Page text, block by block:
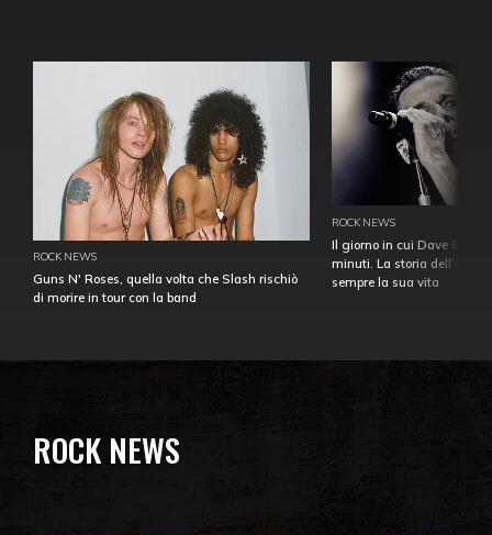
ROCK NEWS
Guns N' Roses, quella volta che Slash rischiò
di morire in tour con la band
ROCK NEWS
Il giorno in cui Dave
minuti. La storia
sempre la sua vita
ROCK NEWS